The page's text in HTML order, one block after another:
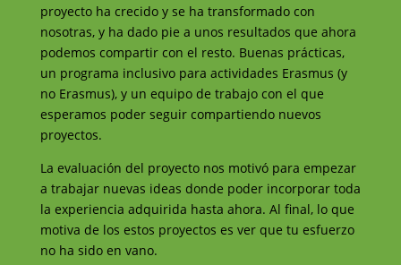
proyecto ha crecido y se ha transformado con
nosotras, y ha dado pie a unos resultados que ahora
podemos compartir con el resto. Buenas prácticas,
un programa inclusivo para actividades Erasmus (y
no Erasmus), y un equipo de trabajo con el que
esperamos poder seguir compartiendo nuevos
proyectos.
La evaluación del proyecto nos motivó para empezar
a trabajar nuevas ideas donde poder incorporar toda
la experiencia adquirida hasta ahora. Al final, lo que
motiva de los estos proyectos es ver que tu esfuerzo
no ha sido en vano.